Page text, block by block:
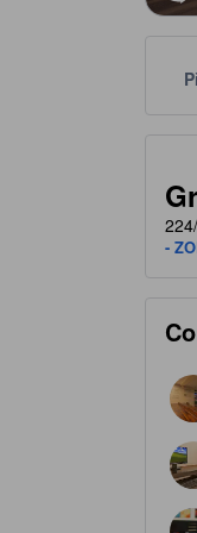
-